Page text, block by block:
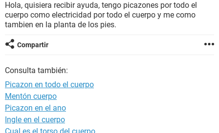
BIENESTAR
Hola, quisiera recibir ayuda, tengo picazones por todo el
cuerpo como electricidad por todo el cuerpo y me como
tambien en la planta de los pies.
Compartir
Consulta también:
Picazon en todo el cuerpo
Mentón cuerpo
Picazon en el ano
Ingle en el cuerpo